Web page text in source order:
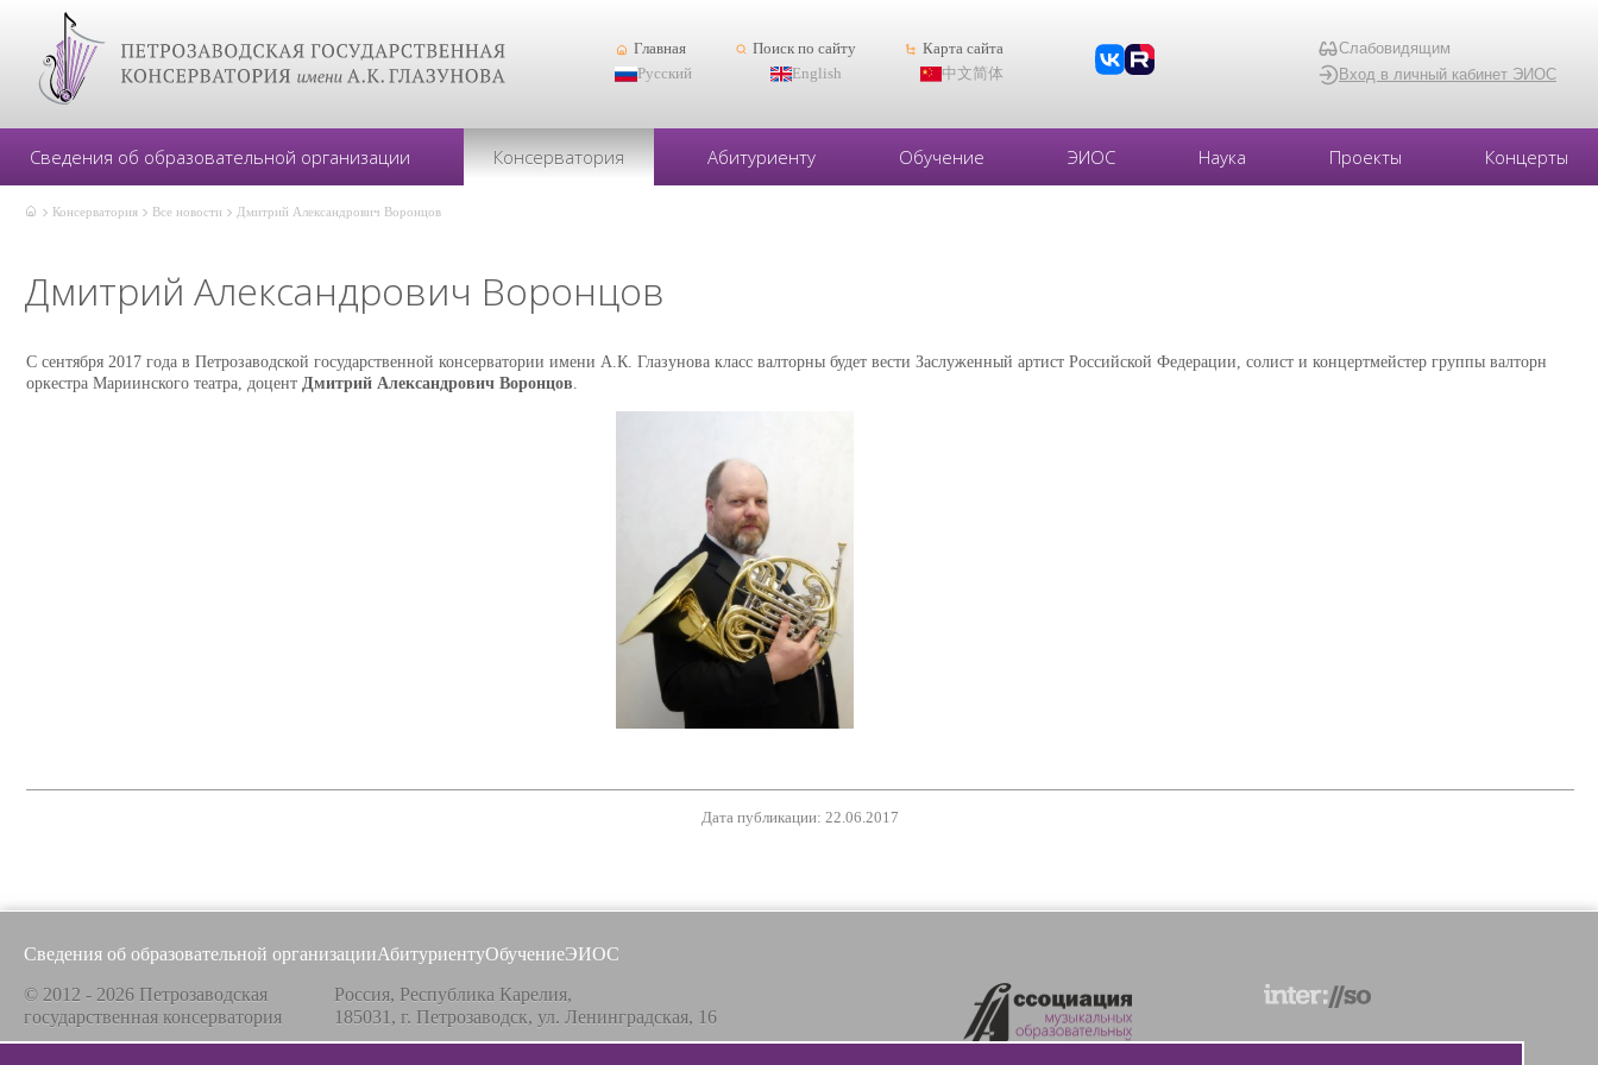
Главная Поиск по сайту
Карта сайта
Русский
English 中文简体
Слабовидящим
Вход в личный кабинет ЭИОС
Сведения об образовательной организации Консерватория Абитуриенту Обучение ЭИОС Наука Проекты Концерты
Консерватория Все новости Дмитрий Александрович Воронцов
Дмитрий Александрович Воронцов
С сентября 2017 года в Петрозаводской государственной консерватории имени А.К. Глазунова класс валторны будет вести Заслуженный артист Российской Федерации, солист и концертмейстер группы валторн
оркестра Мариинского театра, доцент Дмитрий Александрович Воронцов.
Дата публикации: 22.06.2017
Сведения об образовательной организацииАбитуриентуОбучениеЭИОС
© 2012 - 2026 Петрозаводская
государственная консерватория
Россия, Республика Карелия,
185031, г. Петрозаводск, ул. Ленинградская, 16